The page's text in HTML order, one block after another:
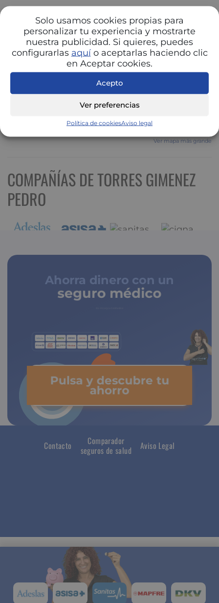
Solo usamos cookies propias para
personalizar tu experiencia y mostrarte
nuestra publicidad. Si quieres, puedes
configurarlas aquío aceptarlas haciendo clic
en Aceptar cookies.
Acepto
Ver preferencias
Política de cookiesAviso legal
Ver mapa más grande
COMPAÑÍAS DE TORRES GIMENEZ
PEDRO
Ahorra dinero con un
seguro médico
Pulsa y descubre tu
ahorro
Contacto
Comparador
seguros de salud
Aviso Legal